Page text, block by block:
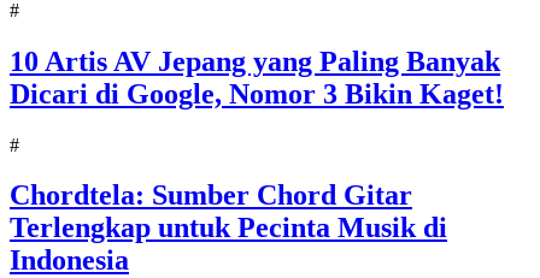
#
10 Artis AV Jepang yang Paling Banyak
Dicari di Google, Nomor 3 Bikin Kaget!
#
Chordtela: Sumber Chord Gitar
Terlengkap untuk Pecinta Musik di
Indonesia